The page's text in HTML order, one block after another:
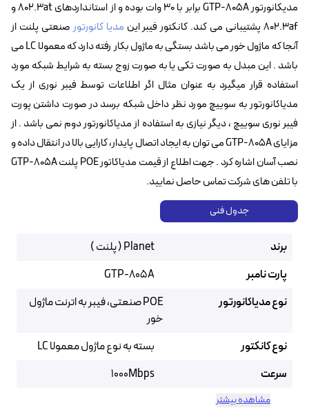
مدیکانورتور GTP-805A برابر با ۳۰ وات بوده و از استانداردهای 802.3at و
802.3af پشتیبانی می کند. کانکتور فیبر این
مدیا کانورتورصنعتی پلنت از
آنجا که ماژول خور می باشد بستگی به ماژول بکار رفته دارد که معمولا LC می
باشد . این مبدل به صورت تکی یا به صورت زوج بسته به شرایط شبکه مورد
استفاده قرار میگیرد به عنوان مثال اگر اطلاعات توسط فیبر نوری از یک
مدیاکانورتور به سوییچ مورد نظر داخل شبکه برسد در صورت داشتن پورت
فیبر نوری سوییچ ، دیگر نیازی به استفاده از مدیاکانورتور دوم نمی باشد . از
مزایای GTP-805A می توان به ایجاد اتصال پایدار، کارایی بالا در انتقال داده و
نصب آسان اشاره کرد . جهت اطلاع از قیمت مدیاکاتور POE پلنت GTP-805A
با تلفن های شرکت تماس حاصل نمایید.
جدول فنی
برند
Planet ( پلنت )
پارت نامبر
GTP-805A
نوع مدیاکانورتور
POE صنعتی، فیبر به اترنت ماژول
خور
نوع کانکتور
بسته به نوع ماژول معمولا LC
سرعت
1000Mbps
مشاهده بیشتر